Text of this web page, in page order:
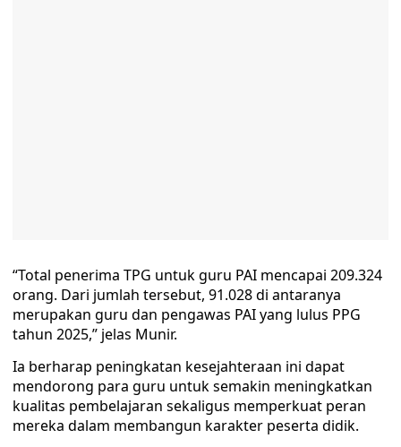
“Total penerima TPG untuk guru PAI mencapai 209.324
orang. Dari jumlah tersebut, 91.028 di antaranya
merupakan guru dan pengawas PAI yang lulus PPG
tahun 2025,” jelas Munir.
Ia berharap peningkatan kesejahteraan ini dapat
mendorong para guru untuk semakin meningkatkan
kualitas pembelajaran sekaligus memperkuat peran
mereka dalam membangun karakter peserta didik.